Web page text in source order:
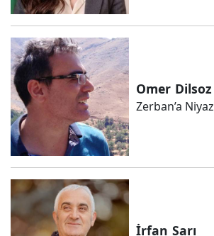
Omer Dilsoz
Zerban’a Niyaz
İrfan Sarı